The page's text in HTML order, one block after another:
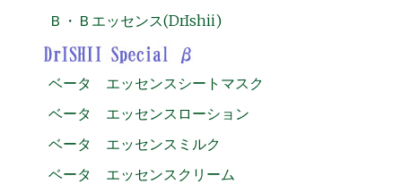
Ｂ・Ｂエッセンス(DrIshii)
ベータ エッセンスシートマスク
ベータ エッセンスローション
ベータ エッセンスミルク
ベータ エッセンスクリーム